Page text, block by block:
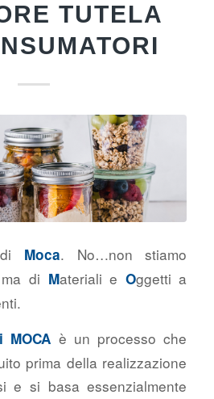
TUTELA
Moca. No…non stiamo
di Materiali e Oggetti a
MOCA è un processo che
prima della realizzazione
e si basa essenzialmente